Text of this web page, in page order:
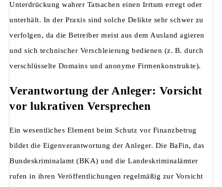
Unterdrückung wahrer Tatsachen einen Irrtum erregt oder
unterhält. In der Praxis sind solche Delikte sehr schwer zu
verfolgen, da die Betreiber meist aus dem Ausland agieren
und sich technischer Verschleierung bedienen (z. B. durch
verschlüsselte Domains und anonyme Firmenkonstrukte).
Verantwortung der Anleger: Vorsicht
vor lukrativen Versprechen
Ein wesentliches Element beim Schutz vor Finanzbetrug
bildet die Eigenverantwortung der Anleger. Die BaFin, das
Bundeskriminalamt (BKA) und die Landeskriminalämter
rufen in ihren Veröffentlichungen regelmäßig zur Vorsicht